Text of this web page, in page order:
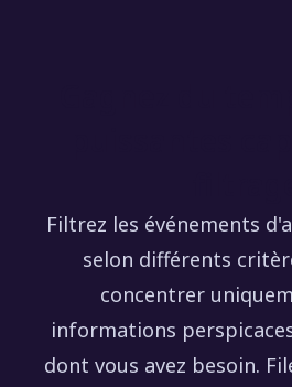
Filtrez les événements
selon différents
concentrer
informations
dont vous avez besoin.